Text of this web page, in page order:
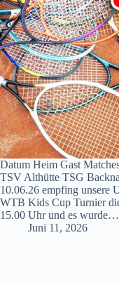
Datum Heim Gast
TSV Althütte TSG
10.06.26 empfing unsere
WTB Kids Cup Turnier
15.00 Uhr und es wurde…
Juni 11, 2026